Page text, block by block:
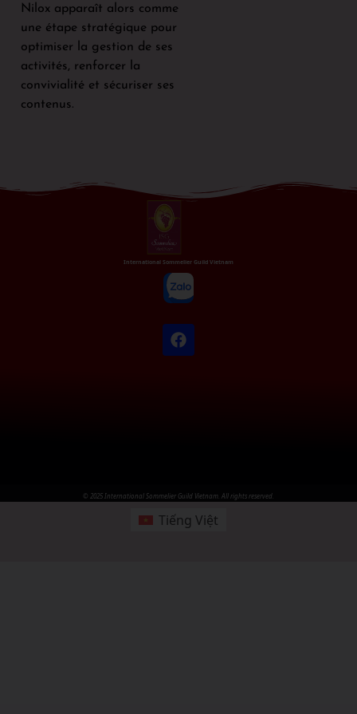
Nilox apparaît alors comme
une étape stratégique pour
optimiser la gestion de ses
activités, renforcer la
convivialité et sécuriser ses
contenus.
International Sommelier Guild Vietnam
© 2025 International Sommelier Guild Vietnam. All rights reserved.
Tiếng Việt